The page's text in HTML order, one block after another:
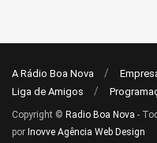
A Rádio Boa Nova
Liga de Amigos
Copyright © Radio Boa Nova -
por Inovve Agência Web Design